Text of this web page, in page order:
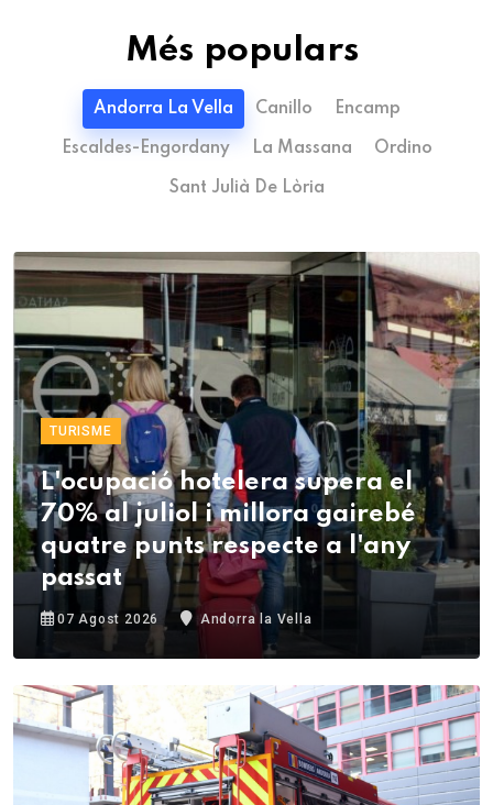
Més populars
Andorra La Vella Canillo Encamp
Escaldes-Engordany La Massana Ordino
Sant Julià De Lòria
TURISME
L'ocupació hotelera supera el
70% al juliol i millora gairebé
quatre punts respecte a l'any
passat
07 Agost 2026 Andorra la Vella